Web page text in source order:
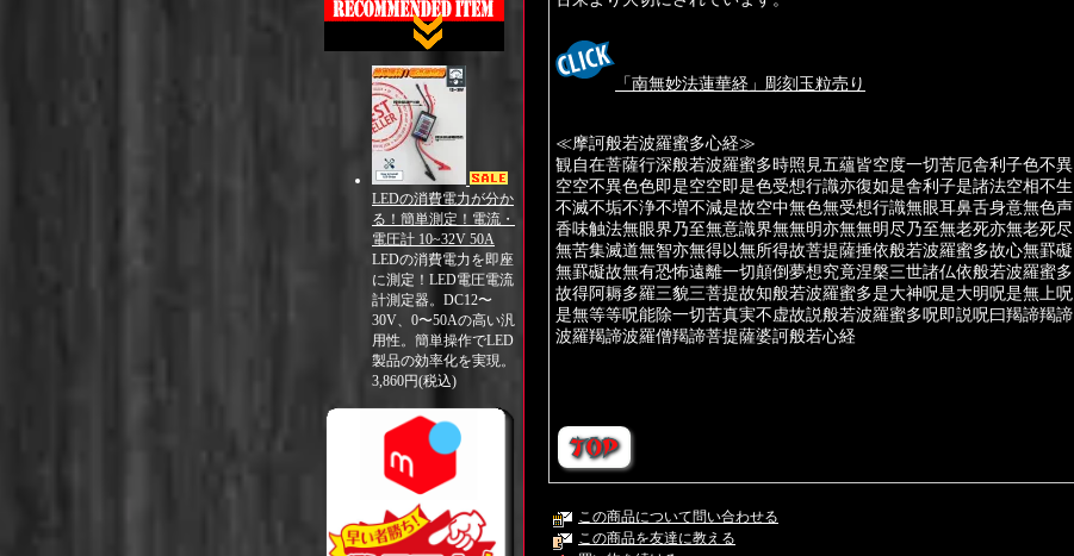
LEDの消費電力が分か
る！簡単測定！電流・
電圧計 10~32V 50A
LEDの消費電力を即座
に測定！LED電圧電流
計測定器。DC12〜
30V、0〜50Aの高い汎
用性。簡単操作でLED
製品の効率化を実現。
3,860円(税込)
「南無妙法蓮華経」彫刻玉粒売り
≪摩訶般若波羅蜜多心経≫
観自在菩薩行深般若波羅蜜多時照見五蘊皆空度一切苦厄舎利子色不異
空空不異色色即是空空即是色受想行識亦復如是舎利子是諸法空相不生
不滅不垢不浄不増不減是故空中無色無受想行識無眼耳鼻舌身意無色声
香味触法無眼界乃至無意識界無無明亦無無明尽乃至無老死亦無老死尽
無苦集滅道無智亦無得以無所得故菩提薩捶依般若波羅蜜多故心無罫礙
無罫礙故無有恐怖遠離一切顛倒夢想究竟涅槃三世諸仏依般若波羅蜜多
故得阿耨多羅三貌三菩提故知般若波羅蜜多是大神呪是大明呪是無上呪
是無等等呪能除一切苦真実不虚故説般若波羅蜜多呪即説呪曰羯諦羯諦
波羅羯諦波羅僧羯諦菩提薩婆訶般若心経
この商品について問い合わせる
この商品を友達に教える